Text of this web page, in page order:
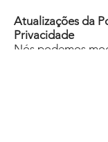
Atualizações da
Privacidade
Nós podemos